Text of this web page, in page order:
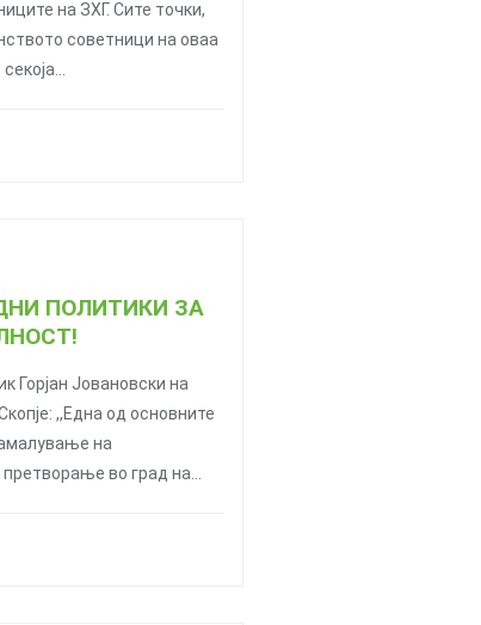
на ЗХГ. Сите точки,
советници на оваа
ПОЛИТИКИ ЗА
Горјан Јовановски на
,,Една од основните
на
во град на…